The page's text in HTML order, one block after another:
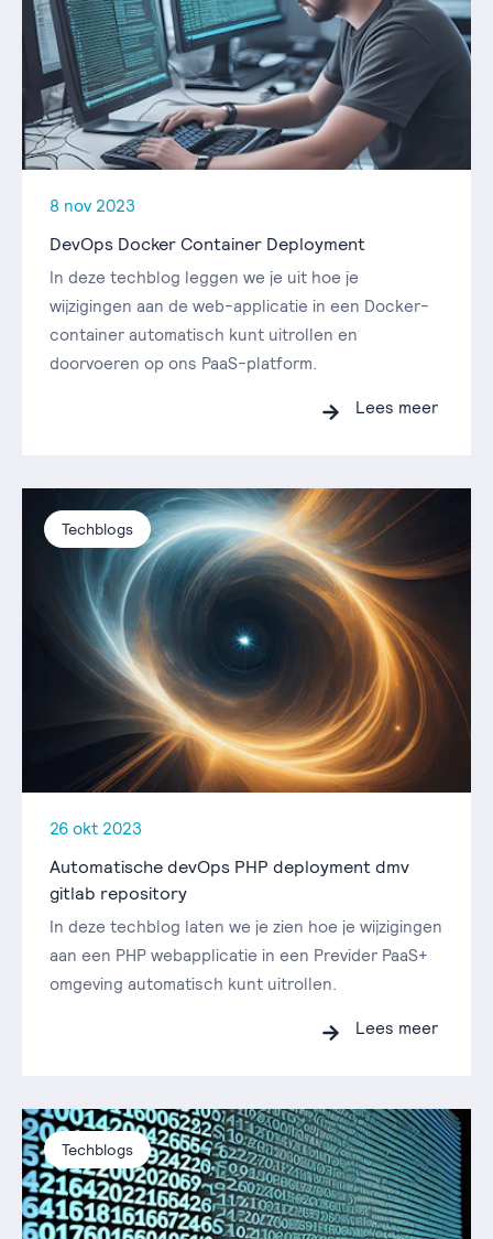
8 nov 2023
DevOps Docker Container Deployment
In deze techblog leggen we je uit hoe je
wijzigingen aan de web-applicatie in een Docker-
container automatisch kunt uitrollen en
doorvoeren op ons PaaS-platform.
Lees meer
Techblogs
26 okt 2023
Automatische devOps PHP deployment dmv
gitlab repository
In deze techblog laten we je zien hoe je wijzigingen
aan een PHP webapplicatie in een Previder PaaS+
omgeving automatisch kunt uitrollen.
Lees meer
Techblogs